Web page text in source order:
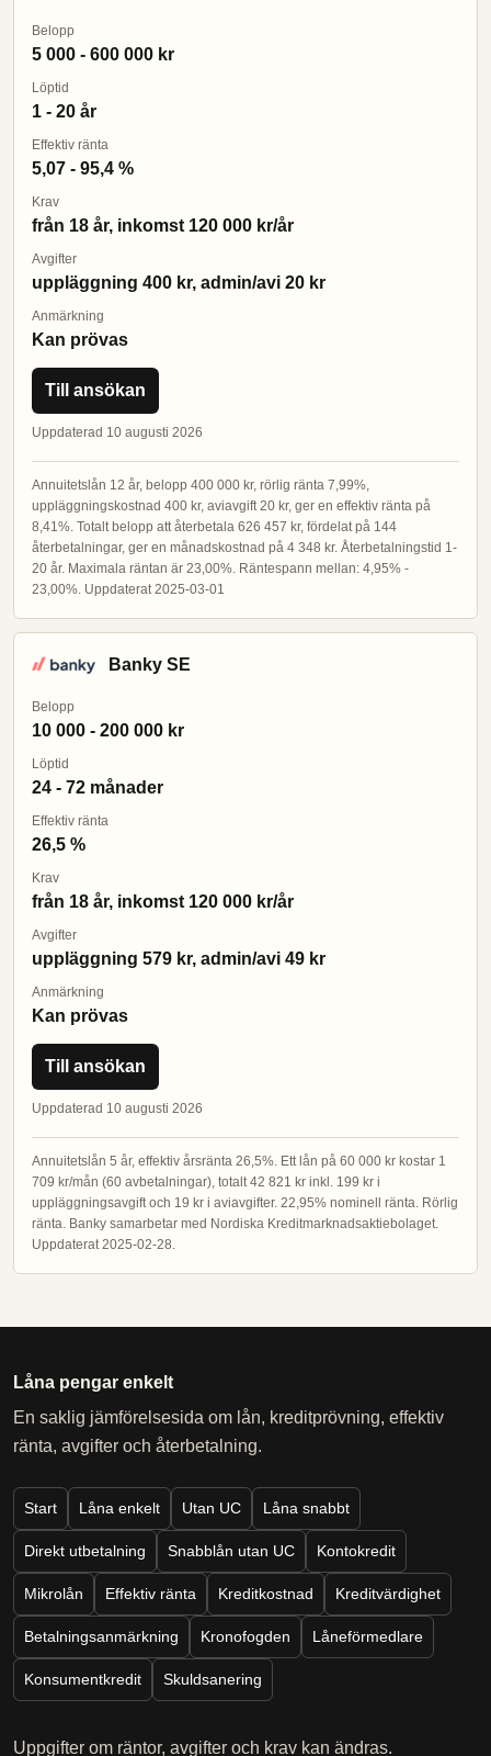
Belopp
5 000 - 600 000 kr
Löptid
1 - 20 år
Effektiv ränta
5,07 - 95,4 %
Krav
från 18 år, inkomst 120 000 kr/år
Avgifter
uppläggning 400 kr, admin/avi 20 kr
Anmärkning
Kan prövas
Till ansökan
Uppdaterad 10 augusti 2026
Annuitetslån 12 år, belopp 400 000 kr, rörlig ränta 7,99%,
uppläggningskostnad 400 kr, aviavgift 20 kr, ger en effektiv ränta på
8,41%. Totalt belopp att återbetala 626 457 kr, fördelat på 144
återbetalningar, ger en månadskostnad på 4 348 kr. Återbetalningstid 1-
20 år. Maximala räntan är 23,00%. Räntespann mellan: 4,95% -
23,00%. Uppdaterat 2025-03-01
Banky SE
Belopp
10 000 - 200 000 kr
Löptid
24 - 72 månader
Effektiv ränta
26,5 %
Krav
från 18 år, inkomst 120 000 kr/år
Avgifter
uppläggning 579 kr, admin/avi 49 kr
Anmärkning
Kan prövas
Till ansökan
Uppdaterad 10 augusti 2026
Annuitetslån 5 år, effektiv årsränta 26,5%. Ett lån på 60 000 kr kostar 1
709 kr/mån (60 avbetalningar), totalt 42 821 kr inkl. 199 kr i
uppläggningsavgift och 19 kr i aviavgifter. 22,95% nominell ränta. Rörlig
ränta. Banky samarbetar med Nordiska Kreditmarknadsaktiebolaget.
Uppdaterat 2025-02-28.
Låna pengar enkelt
En saklig jämförelsesida om lån, kreditprövning, effektiv
ränta, avgifter och återbetalning.
Start Låna enkelt Utan UC Låna snabbt
Direkt utbetalning Snabblån utan UC Kontokredit
Mikrolån Effektiv ränta Kreditkostnad Kreditvärdighet
Betalningsanmärkning Kronofogden Låneförmedlare
Konsumentkredit Skuldsanering
Uppgifter om räntor, avgifter och krav kan ändras.